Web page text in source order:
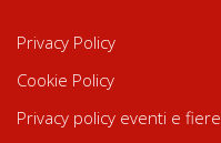
Privacy Policy
Cookie Policy
Privacy policy eventi e fiere